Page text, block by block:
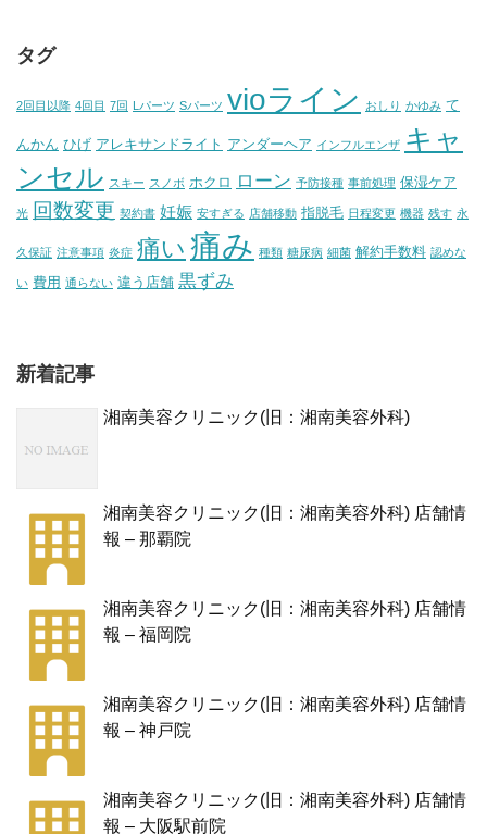
タグ
2回目以降 4回目 7回 Lパーツ Sパーツ vioライン おしり かゆみ て
んかん ひげ アレキサンドライト アンダーヘア インフルエンザ キャ
ンセル スキー スノボ ホクロ ローン 予防接種 事前処理 保湿ケア
光 回数変更 契約書 妊娠 安すぎる 店舗移動 指脱毛 日程変更 機器 残す 永
久保証 注意事項 炎症 痛い 痛み 種類 糖尿病 細菌 解約手数料 認めな
い 費用 通らない 違う店舗 黒ずみ
新着記事
湘南美容クリニック(旧：湘南美容外科)
湘南美容クリニック(旧：湘南美容外科) 店舗情
報 – 那覇院
湘南美容クリニック(旧：湘南美容外科) 店舗情
報 – 福岡院
湘南美容クリニック(旧：湘南美容外科) 店舗情
報 – 神戸院
湘南美容クリニック(旧：湘南美容外科) 店舗情
報 – 大阪駅前院